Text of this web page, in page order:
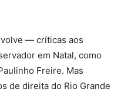
— críticas aos
em Natal, como
Freire. Mas
de direita do Rio Grande